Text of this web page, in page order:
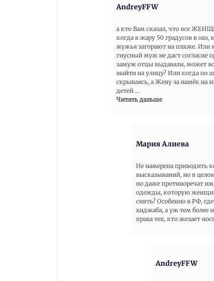
AndreyFFW
а кто Вам сказал, что все
когда в жару 50 градусов в
мужья загорают на пляже. Или
гнусный муж не даст
замуж отцы выдавали, может
выйти на улицу? Или когда по
скрываясь, а Жену за намёк на
детей ...
Читать дальше
Мария Алиева
Не намерена приводить
высказываний, но в
но даже противоречат
одежды, которую
снять? Особенно в РФ,
хиджаба, а уж тем более
права тех, кто желает
AndreyFFW